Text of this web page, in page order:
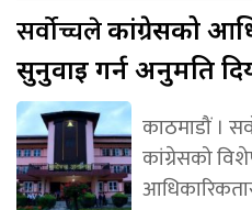
सर्वोच्चलेकांग्रेसको
सुनुवाइ गर्न अनुमति
काठमाडौं ।
कांग्रेसको